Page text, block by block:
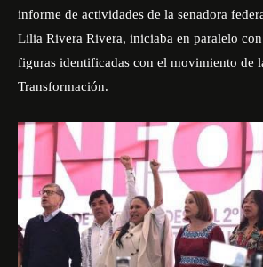
informe de actividades de la senadora
Lilia Rivera Rivera, iniciaba en paralelo con
figuras identificadas con el movimiento de
Transformación.